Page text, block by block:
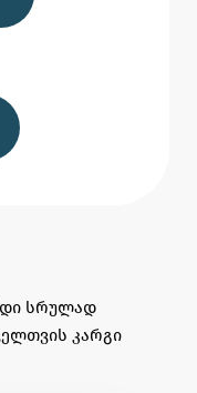
სრულად
კარგი